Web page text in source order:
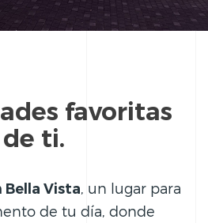
favoritas
ti.
Bella Vista , un lugar para
de tu día, donde